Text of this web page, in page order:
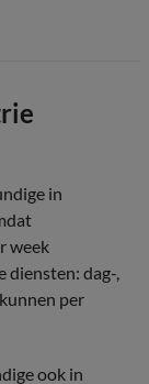
in
week
diensten: dag-,
per
ook in